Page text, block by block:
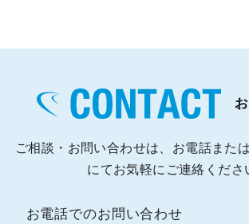
ご相談・お問い合わせは、お電話また
にてお気軽にご連絡くださ
お電話でのお問い合わせ